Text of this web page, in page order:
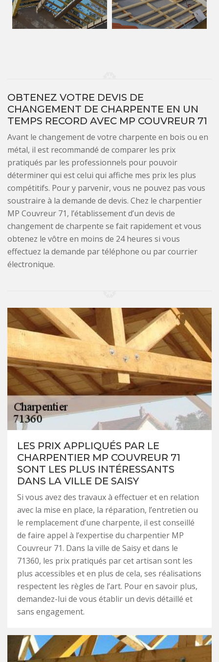
OBTENEZ VOTRE DEVIS DE
CHANGEMENT DE CHARPENTE EN UN
TEMPS RECORD AVEC MP COUVREUR 71
Avant le changement de votre charpente en bois ou en
métal, il est recommandé de comparer les prix
pratiqués par les professionnels pour pouvoir
déterminer qui est celui qui affiche mes prix les plus
compétitifs. Pour y parvenir, vous ne pouvez pas vous
soustraire à la demande de devis. Chez le charpentier
MP Couvreur 71, l’établissement d’un devis de
changement de charpente se fait rapidement et vous
obtenez le vôtre en moins de 24 heures si vous
effectuez la demande par téléphone ou par courrier
électronique.
LES PRIX APPLIQUÉS PAR LE
CHARPENTIER MP COUVREUR 71
SONT LES PLUS INTÉRESSANTS
DANS LA VILLE DE SAISY
Si vous avez des travaux à effectuer et en relation
avec la mise en place, la réparation, l’entretien ou
le remplacement d’une charpente, il est conseillé
de faire appel à l’expertise du charpentier MP
Couvreur 71. Dans la ville de Saisy et dans le
71360, les prix pratiqués par cet artisan sont les
plus accessibles et en plus de cela, ses réalisations
respectent les règles de l’art. Pour en savoir plus,
demandez-lui de vous établir un devis détaillé et
sans engagement.